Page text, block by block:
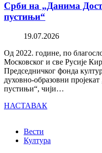
Срби на „Данима
пустињи“
19.07.2026
Од 2022. године, по
Московског и све Русије
Председничког фонда
духовно-образовни
пустињи“, чији…
НАСТАВАК
Вести
Култура